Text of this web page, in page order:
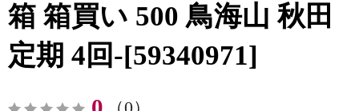
箱 箱買い 500 鳥海山 秋田
定期 4回-[59340971]